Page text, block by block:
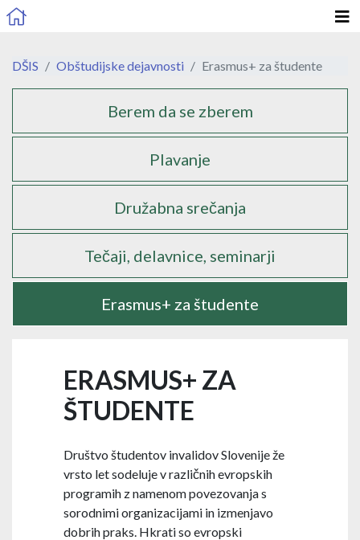
DŠIS Obštudijske dejavnosti
Erasmus+ za študente
Berem da se zberem
Plavanje
Družabna srečanja
Tečaji, delavnice, seminarji
Erasmus+ za študente
ERASMUS+ ZA
ŠTUDENTE
Društvo študentov invalidov Slovenije že
vrsto let sodeluje v različnih evropskih
programih z namenom povezovanja s
sorodnimi organizacijami in izmenjavo
dobrih praks. Hkrati so evropski